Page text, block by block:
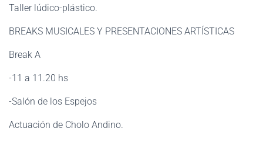
Taller lúdico-plástico.
BREAKS MUSICALES Y PRESENTACIONES ARTÍSTICAS
Break A
-11 a 11.20 hs
-Salón de los Espejos
Actuación de Cholo Andino.